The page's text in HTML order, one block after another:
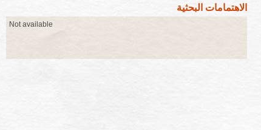
الاهتمامات البحثية
Not available